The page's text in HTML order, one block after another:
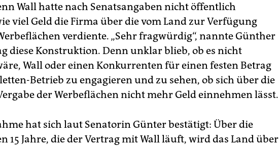
Wall hatte nach Senatsangaben nicht öffentlich
viel Geld die Firma über die vom Land zur Verfügung
verdiente. „Sehr fragwürdig“, nannte Günther
diese Konstruktion. Denn unklar blieb, ob es nicht
Wall oder einen Konkurrenten für einen festen Betrag
Betrieb zu engagieren und zu sehen, ob sich über die
der Werbeflächen nicht mehr Geld einnehmen lässt.
hat sich laut Senatorin Günter bestätigt: Über die
15 Jahre, die der Vertrag mit Wall läuft, wird das Land über